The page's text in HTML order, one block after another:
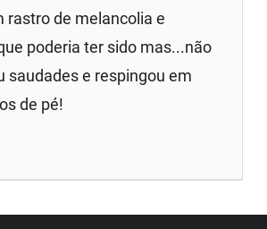
rastro de melancolia e
poderia ter sido mas...não
saudades e respingou em
de pé!